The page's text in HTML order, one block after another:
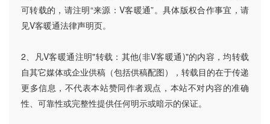
可转载的，请注明“来源：V客暖通”。具体版权合作事宜，请
见V客暖通法律声明页。
2、凡V客暖通注明"转载：其他(非V客暖通)"的内容，均转载
自其它媒体或企业供稿（包括供稿配图），转载目的在于传递
更多信息，不代表本站赞同作者观点，本站不对内容的准确
性、可靠性或完整性提供任何明示或暗示的保证。